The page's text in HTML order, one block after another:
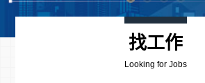
找工作
Looking for Jobs